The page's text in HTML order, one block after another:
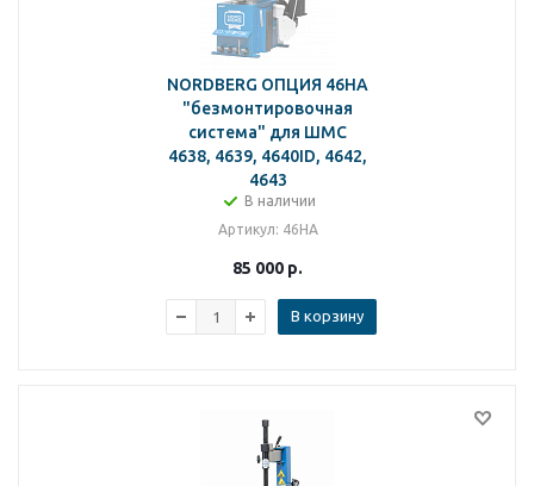
NORDBERG ОПЦИЯ 46HA
"безмонтировочная
система" для ШМС
4638, 4639, 4640ID, 4642,
4643
В наличии
Артикул: 46HA
85 000 р.
В корзину